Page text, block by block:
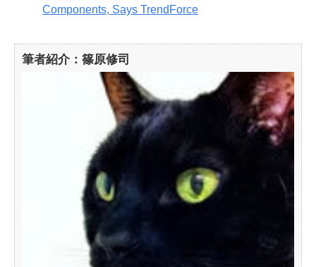
Components, Says TrendForce
筆者紹介：篠原修司